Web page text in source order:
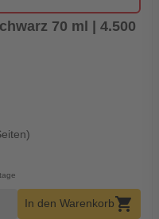
70 ml | 4.500
Menge
In den Warenkorbshopping_cart